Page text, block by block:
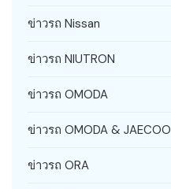
ข่าวรถ Nissan
ข่าวรถ NIUTRON
ข่าวรถ OMODA
ข่าวรถ OMODA & JAECOO
ข่าวรถ ORA